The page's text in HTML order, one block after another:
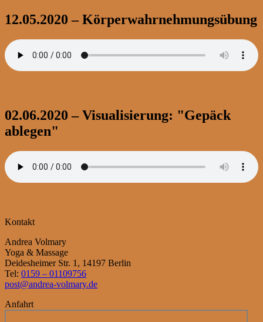
12.05.2020 – Körperwahrnehmungsübung
02.06.2020 – Visualisierung: "Gepäck
ablegen"
Kontakt
Andrea Volmary
Yoga & Massage
Deidesheimer Str. 1, 14197 Berlin
Tel: 0159 – 01109756
post@andrea-volmary.de
Anfahrt